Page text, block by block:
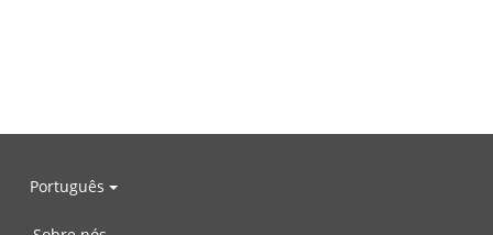
Português